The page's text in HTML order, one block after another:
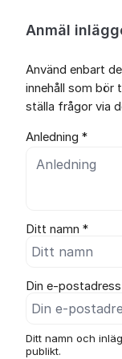
Anmäl
Använd enbart
innehåll som bör
ställa frågor via
Anledning *
Ditt namn *
Din e-
Ditt namn och
publikt.